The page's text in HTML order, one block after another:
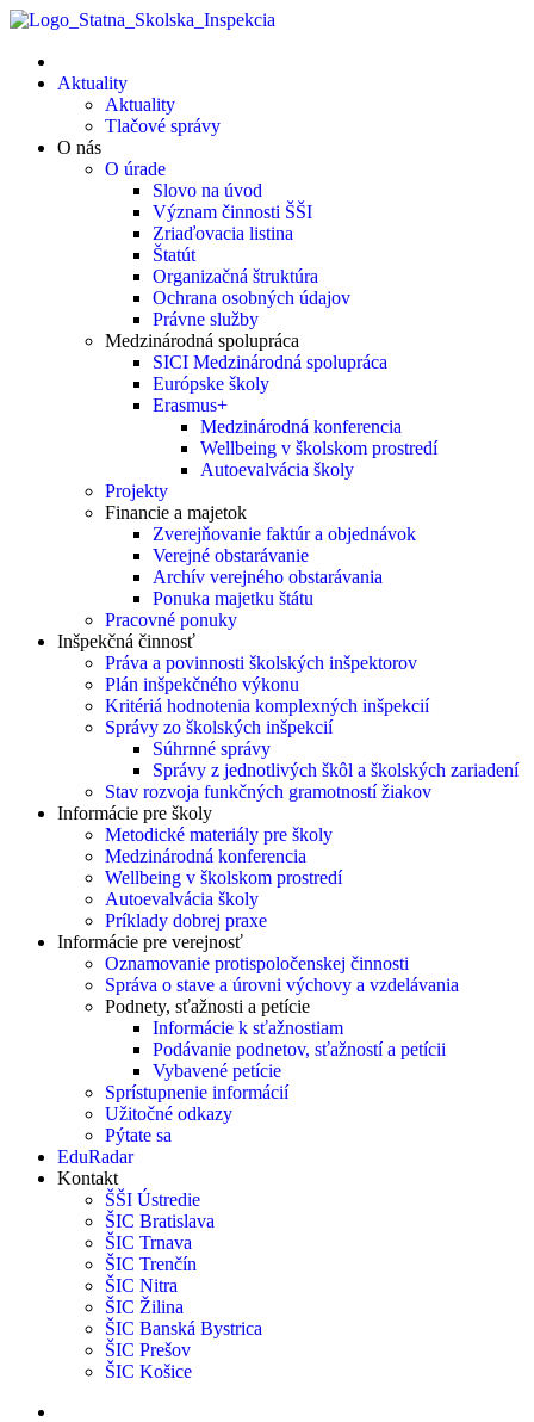
Aktuality
Aktuality
Tlačové správy
O nás
O úrade
Slovo na úvod
Význam činnosti ŠŠI
Zriaďovacia listina
Štatút
Organizačná štruktúra
Ochrana osobných údajov
Právne služby
Medzinárodná spolupráca
SICI Medzinárodná spolupráca
Európske školy
Erasmus+
Medzinárodná konferencia
Wellbeing v školskom prostredí
Autoevalvácia školy
Projekty
Financie a majetok
Zverejňovanie faktúr a objednávok
Verejné obstarávanie
Archív verejného obstarávania
Ponuka majetku štátu
Pracovné ponuky
Inšpekčná činnosť
Práva a povinnosti školských inšpektorov
Plán inšpekčného výkonu
Kritériá hodnotenia komplexných inšpekcií
Správy zo školských inšpekcií
Súhrnné správy
Správy z jednotlivých škôl a školských zariadení
Stav rozvoja funkčných gramotností žiakov
Informácie pre školy
Metodické materiály pre školy
Medzinárodná konferencia
Wellbeing v školskom prostredí
Autoevalvácia školy
Príklady dobrej praxe
Informácie pre verejnosť
Oznamovanie protispoločenskej činnosti
Správa o stave a úrovni výchovy a vzdelávania
Podnety, sťažnosti a petície
Informácie k sťažnostiam
Podávanie podnetov, sťažností a petícii
Vybavené petície
Sprístupnenie informácií
Užitočné odkazy
Pýtate sa
EduRadar
Kontakt
ŠŠI Ústredie
ŠIC Bratislava
ŠIC Trnava
ŠIC Trenčín
ŠIC Nitra
ŠIC Žilina
ŠIC Banská Bystrica
ŠIC Prešov
ŠIC Košice